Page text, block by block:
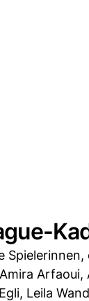
Spielerinnen,
Leila